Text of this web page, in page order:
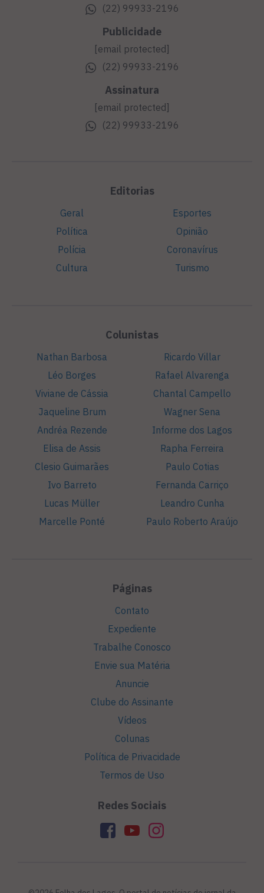
(22) 99933-2196
Publicidade
[email protected]
(22) 99933-2196
Assinatura
[email protected]
(22) 99933-2196
Editorias
Geral
Política
Polícia
Cultura
Esportes
Opinião
Coronavírus
Turismo
Colunistas
Nathan Barbosa
Léo Borges
Viviane de Cássia
Jaqueline Brum
Andréa Rezende
Elisa de Assis
Clesio Guimarães
Ivo Barreto
Lucas Müller
Marcelle Ponté
Ricardo Villar
Rafael Alvarenga
Chantal Campello
Wagner Sena
Informe dos Lagos
Rapha Ferreira
Paulo Cotias
Fernanda Carriço
Leandro Cunha
Paulo Roberto Araújo
Páginas
Contato
Expediente
Trabalhe Conosco
Envie sua Matéria
Anuncie
Clube do Assinante
Vídeos
Colunas
Política de Privacidade
Termos de Uso
Redes Sociais